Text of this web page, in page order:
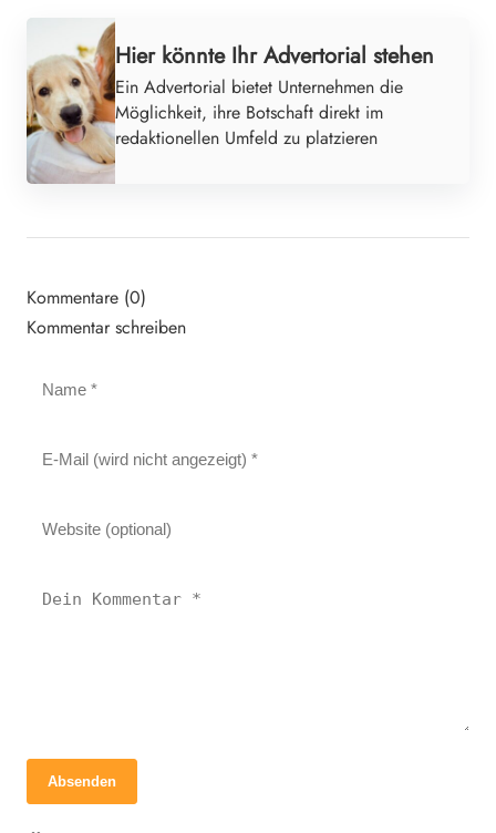
Hier könnte Ihr Advertorial stehen
Ein Advertorial bietet Unternehmen die
Möglichkeit, ihre Botschaft direkt im
redaktionellen Umfeld zu platzieren
Kommentare (0)
Kommentar schreiben
Absenden